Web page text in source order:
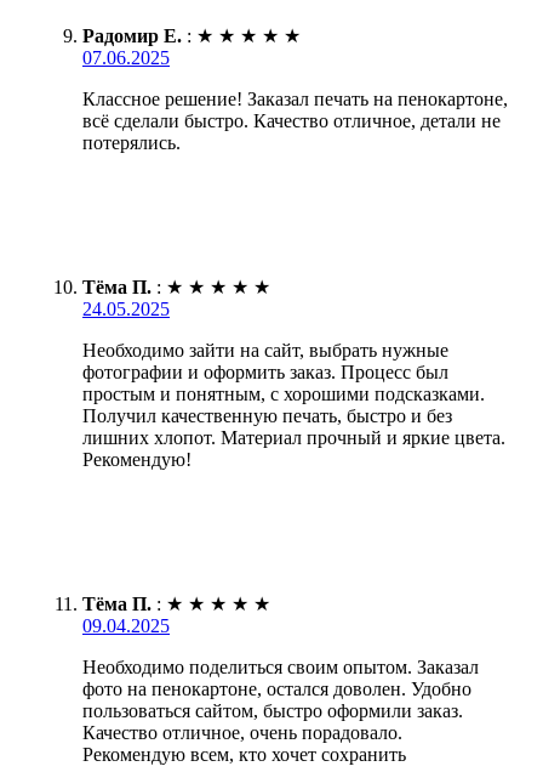
Радомир Е. : ★ ★ ★ ★ ★
07.06.2025
Классное решение! Заказал печать на пенокартоне,
всё сделали быстро. Качество отличное, детали не
потерялись.
Тёма П. : ★ ★ ★ ★ ★
24.05.2025
Необходимо зайти на сайт, выбрать нужные
фотографии и оформить заказ. Процесс был
простым и понятным, с хорошими подсказками.
Получил качественную печать, быстро и без
лишних хлопот. Материал прочный и яркие цвета.
Рекомендую!
Тёма П. : ★ ★ ★ ★ ★
09.04.2025
Необходимо поделиться своим опытом. Заказал
фото на пенокартоне, остался доволен. Удобно
пользоваться сайтом, быстро оформили заказ.
Качество отличное, очень порадовало.
Рекомендую всем, кто хочет сохранить